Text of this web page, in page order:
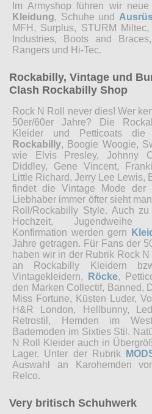
Im Armyshop führen wir
Kleidung, Schuhe und
MFH, Surplus, STURM
Industries, Boots and
Rangers und Hi-Tec.
Rockabilly, Vintage und
Clash Rockabilly Shop
Rock N Roll never dies! Wer
50er/60er Jahre? Die
Kleider und Petticoats
Rockabilly, Boogie Woogie,
wie Elvis Presley, Johnny
Diddley, Gene Vincent,
Little Richard, Jerry Lee Lewis,
findet die Vintage Mode der
Liebhaber immer öfter sieht man
Roll/Rockabilly Style. Auch
Hochzeit, Jugendweihe
Konfirmation werden gern
Jahre getragen. Für Fans der
haben wir in der Rubrik Rock
an Rockabilly Kleidern
Vintagekleidern,
Röcke,
den Marken Collectif, Banned,
Miss Fortune, Küsten Luder,
H&R London, Hellbunny,
Retrostil, Hemden im
Bademoden im Sixties Stil.
N Roll Kleider auch in
Lager. Unter der Rubrik
Auswahl an Karohemden
Relco.
Very britisch Schuhwerk